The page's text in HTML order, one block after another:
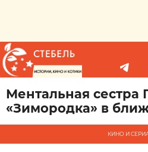
Ментальная сестра
«Зимородка» в
КИНО И